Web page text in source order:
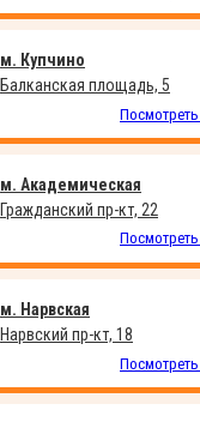
м. Нарвская
Нарвский пр-кт, 18
м. Купчино
Балканская площадь, 5
м. Академическая
Гражданский пр-кт, 22